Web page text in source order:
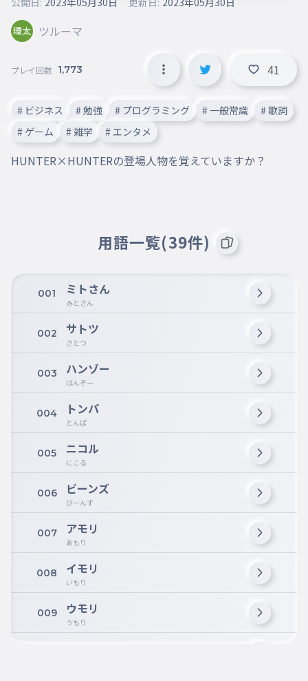
ツルーマ
プレイ回数 1,773 41
# ビジネス # 勉強 # プログラミング # 一般常識
# 歌詞
# ゲーム
# 雑学 # エンタメ
HUNTER×HUNTERの登場人物を覚えていますか？
用語一覧(39件)
001 ミトさん
みとさん
002 サトツ
さとつ
003 ハンゾー
はんぞー
004 トンパ
とんぱ
005 ニコル
にこる
006 ビーンズ
びーんず
007 アモリ
あもり
008 イモリ
いもり
009 ウモリ
うもり